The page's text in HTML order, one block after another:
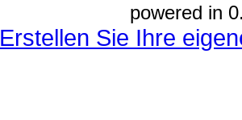
powered in
Erstellen Sie Ihre